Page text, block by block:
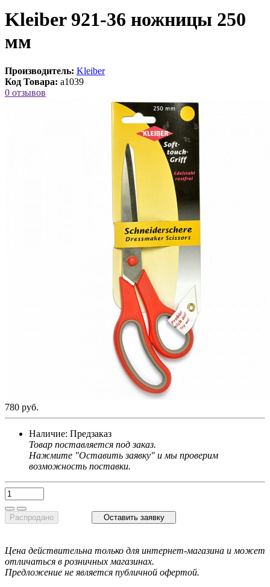
Kleiber 921-36 ножницы 250
мм
Производитель: Kleiber
Код Товара: a1039
0 отзывов
780 руб.
Наличие: Предзаказ
Товар поставляется под заказ.
Нажмите "Оставить заявку" и мы проверим
возможность поставки.
Распродано Оставить заявку
Цена действительна только для интернет-магазина и может
отличаться в розничных магазинах.
Предложение не является публичной офертой.